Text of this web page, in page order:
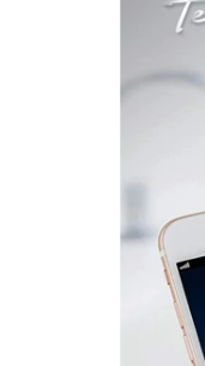
налета
Вашем